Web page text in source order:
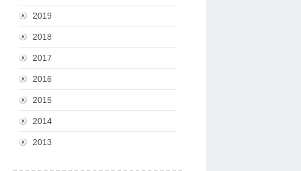
2019
2018
2017
2016
2015
2014
2013